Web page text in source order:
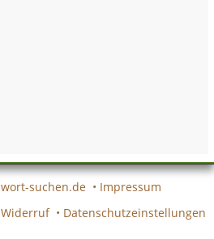
wort-suchen.de • Impressum
Widerruf • Datenschutzeinstellungen